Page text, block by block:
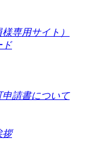
専用サイト）
ド
請書について
拶